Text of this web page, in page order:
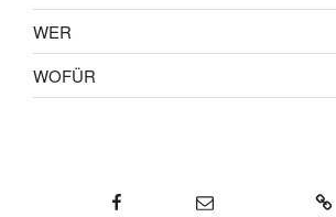
WER
WOFÜR
E-Mail KONTAKT